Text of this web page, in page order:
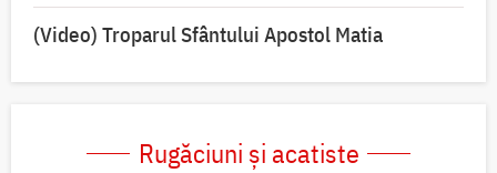
(Video) Troparul Sfântului Apostol Matia
Rugăciuni și acatiste